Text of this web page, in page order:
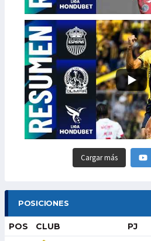
Cargar más
POSICIONES
POS CLUB PJ